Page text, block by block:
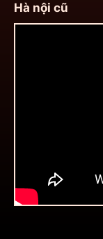
Hà nội cũ